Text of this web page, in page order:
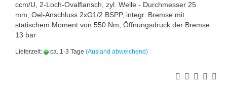
ccm/U, 2-Loch-Ovalflansch, zyl. Welle - Durchmesser 25
mm, Oel-Anschluss 2xG1/2 BSPP, integr. Bremse mit
statischem Moment von 550 Nm, Öffnungsdruck der Bremse
13 bar
Lieferzeit: ca. 1-3 Tage (Ausland abweichend)